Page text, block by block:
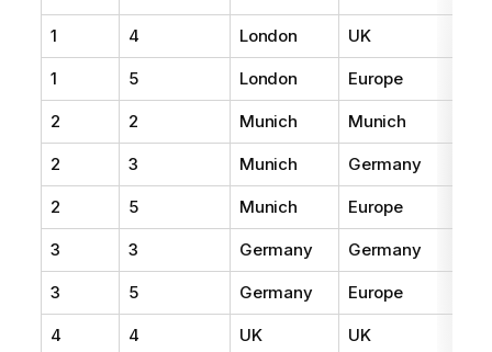
1 4 London UK
1 5 London Europe
2 2 Munich Munich
2 3 Munich Germany
2 5 Munich Europe
3 3 Germany Germany
3 5 Germany Europe
4 4 UK UK